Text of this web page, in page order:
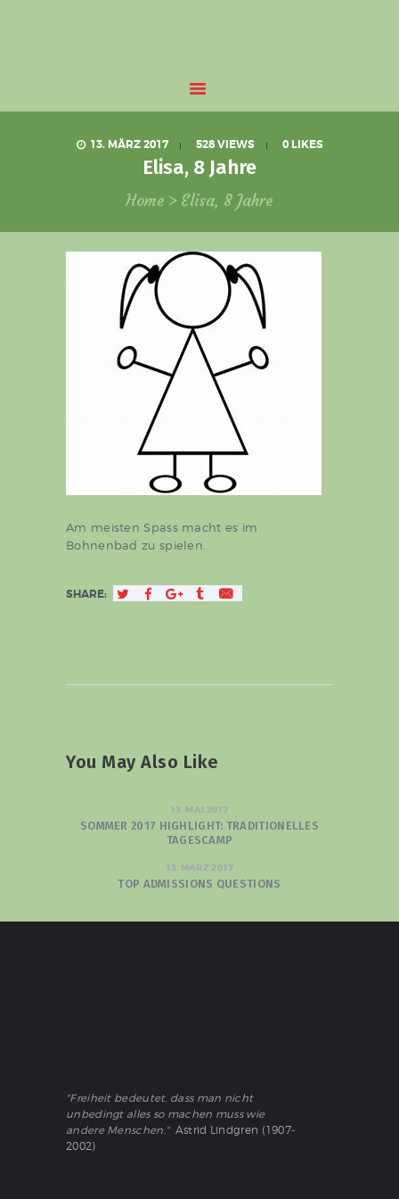
13. MÄRZ 2017 528 VIEWS 0 LIKES
Elisa, 8 Jahre
Home Elisa, 8 Jahre
Jugendliche
Am meisten Spass macht es im
Bohnenbad zu spielen.
SHARE:
You May Also Like
13. MAI 2017
SOMMER 2017 HIGHLIGHT: TRADITIONELLES
TAGESCAMP
13. MÄRZ 2017
TOP ADMISSIONS QUESTIONS
"Freiheit bedeutet, dass man nicht
unbedingt alles so machen muss wie
andere Menschen."Astrid Lindgren (1907-
2002)